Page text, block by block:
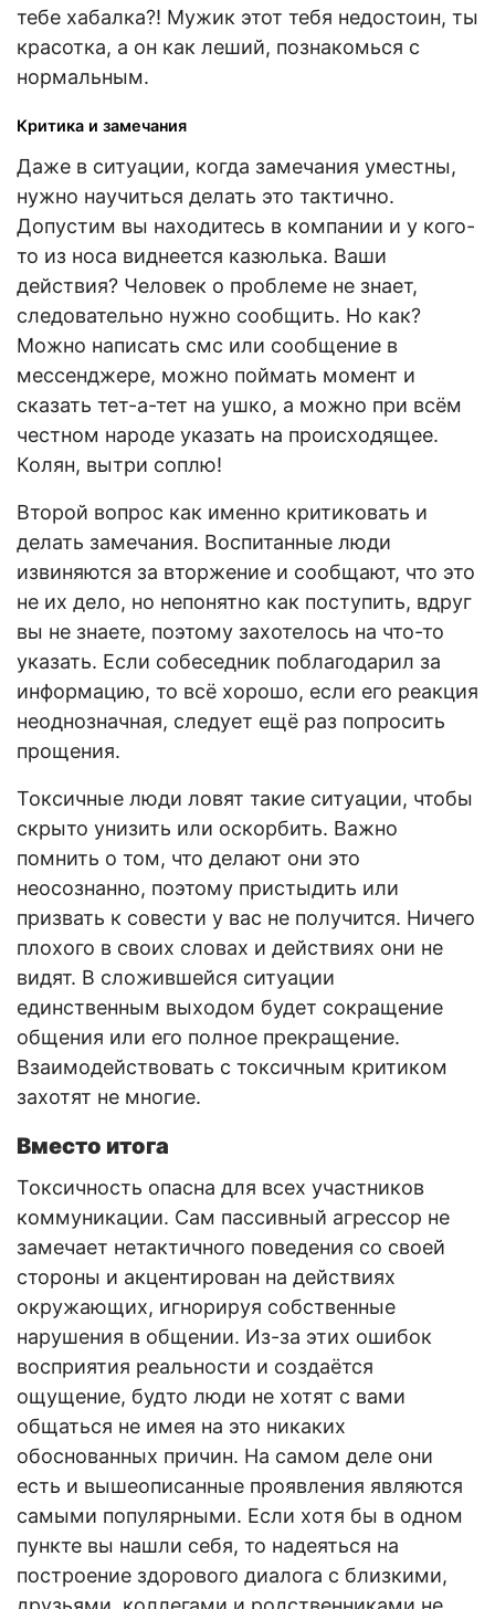
тебе хабалка?! Мужик этот тебя недостоин, ты
красотка, а он как леший, познакомься с
нормальным.
Критика и замечания
Даже в ситуации, когда замечания уместны,
нужно научиться делать это тактично.
Допустим вы находитесь в компании и у кого-
то из носа виднеется казюлька. Ваши
действия? Человек о проблеме не знает,
следовательно нужно сообщить. Но как?
Можно написать смс или сообщение в
мессенджере, можно поймать момент и
сказать тет-а-тет на ушко, а можно при всём
честном народе указать на происходящее.
Колян, вытри соплю!
Второй вопрос как именно критиковать и
делать замечания. Воспитанные люди
извиняются за вторжение и сообщают, что это
не их дело, но непонятно как поступить, вдруг
вы не знаете, поэтому захотелось на что-то
указать. Если собеседник поблагодарил за
информацию, то всё хорошо, если его реакция
неоднозначная, следует ещё раз попросить
прощения.
Токсичные люди ловят такие ситуации, чтобы
скрыто унизить или оскорбить. Важно
помнить о том, что делают они это
неосознанно, поэтому пристыдить или
призвать к совести у вас не получится. Ничего
плохого в своих словах и действиях они не
видят. В сложившейся ситуации
единственным выходом будет сокращение
общения или его полное прекращение.
Взаимодействовать с токсичным критиком
захотят не многие.
Вместо итога
Токсичность опасна для всех участников
коммуникации. Сам пассивный агрессор не
замечает нетактичного поведения со своей
стороны и акцентирован на действиях
окружающих, игнорируя собственные
нарушения в общении. Из-за этих ошибок
восприятия реальности и создаётся
ощущение, будто люди не хотят с вами
общаться не имея на это никаких
обоснованных причин. На самом деле они
есть и вышеописанные проявления являются
самыми популярными. Если хотя бы в одном
пункте вы нашли себя, то надеяться на
построение здорового диалога с близкими,